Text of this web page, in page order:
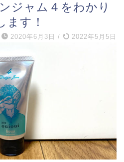
ジャム４をわかり
ます！
2020年6月3日 / 2022年5月5日